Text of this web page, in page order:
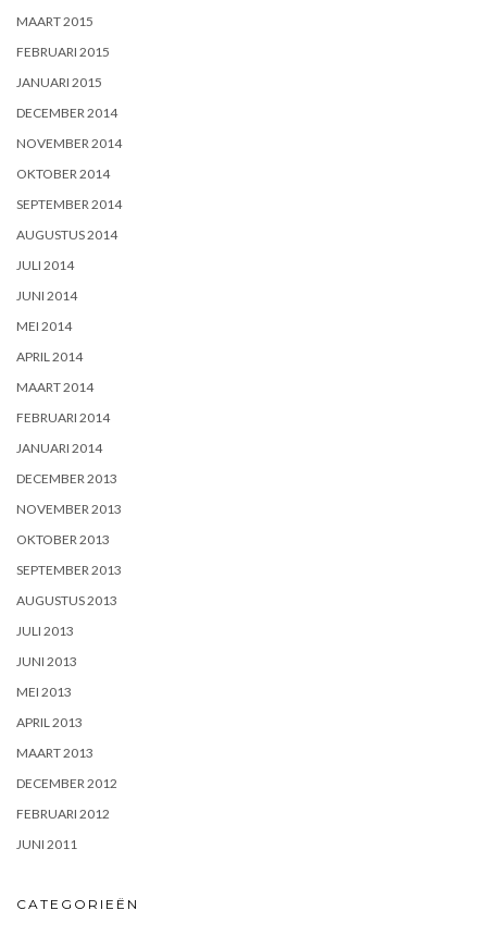
MAART 2015
FEBRUARI 2015
JANUARI 2015
DECEMBER 2014
NOVEMBER 2014
OKTOBER 2014
SEPTEMBER 2014
AUGUSTUS 2014
JULI 2014
JUNI 2014
MEI 2014
APRIL 2014
MAART 2014
FEBRUARI 2014
JANUARI 2014
DECEMBER 2013
NOVEMBER 2013
OKTOBER 2013
SEPTEMBER 2013
AUGUSTUS 2013
JULI 2013
JUNI 2013
MEI 2013
APRIL 2013
MAART 2013
DECEMBER 2012
FEBRUARI 2012
JUNI 2011
CATEGORIEËN